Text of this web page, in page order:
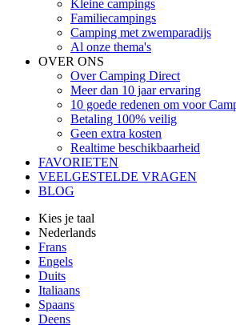
Kleine campings
Familiecampings
Camping met zwemparadijs
Al onze thema's
OVER ONS
Over Camping Direct
Meer dan 10 jaar ervaring
10 goede redenen om voor
Betaling 100% veilig
Geen extra kosten
Realtime beschikbaarheid
FAVORIETEN
VEELGESTELDE VRAGEN
BLOG
Kies je taal
Nederlands
Frans
Engels
Duits
Italiaans
Spaans
Deens